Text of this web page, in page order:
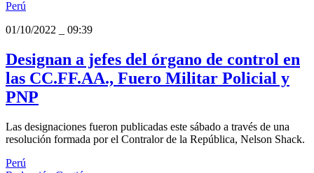
Perú
01/10/2022
09:39
Designan a jefes del órgano de control en
las CC.FF.AA., Fuero Militar Policial y
PNP
Las designaciones fueron publicadas este sábado a través de una
resolución formada por el Contralor de la República, Nelson Shack.
Perú